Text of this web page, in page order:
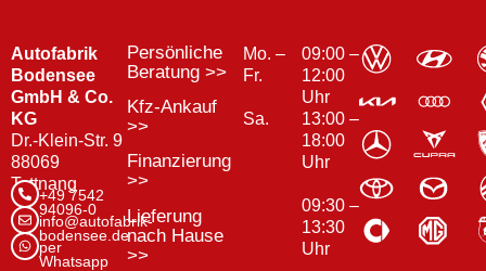
Autofabrik
Bodensee
GmbH & Co.
KG
Dr.-Klein-Str. 9
88069
Tettnang
+49 7542
94096-0
info@autofabrik-
bodensee.de
per
Whatsapp
Persönliche
Beratung >>
Kfz-Ankauf
>>
Finanzierung
>>
Lieferung
nach Hause
>>
Mo. –
Fr.
Sa.
09:00 –
12:00
Uhr
13:00 –
18:00
Uhr
09:30 –
13:30
Uhr